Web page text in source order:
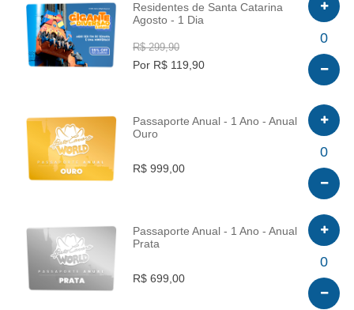
INFO
Residentes de Santa Catarina
Agosto - 1 Dia
R$ 299,90
Por R$ 119,90
0
INFO
Passaporte Anual - 1 Ano - Anual
Ouro
R$ 999,00
0
INFO
Passaporte Anual - 1 Ano - Anual
Prata
R$ 699,00
0